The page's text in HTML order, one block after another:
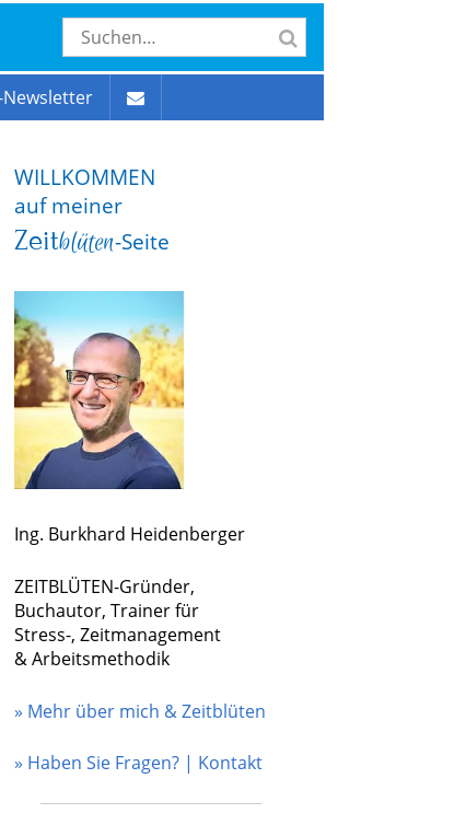
Newsletter
WILLKOMMEN
auf meiner
Zeitblüten-Seite
Ing. Burkhard Heidenberger
ZEITBLÜTEN-Gründer,
Buchautor, Trainer für
Stress-, Zeitmanagement
& Arbeitsmethodik
» Mehr über mich & Zeitblüten
» Haben Sie Fragen? | Kontakt